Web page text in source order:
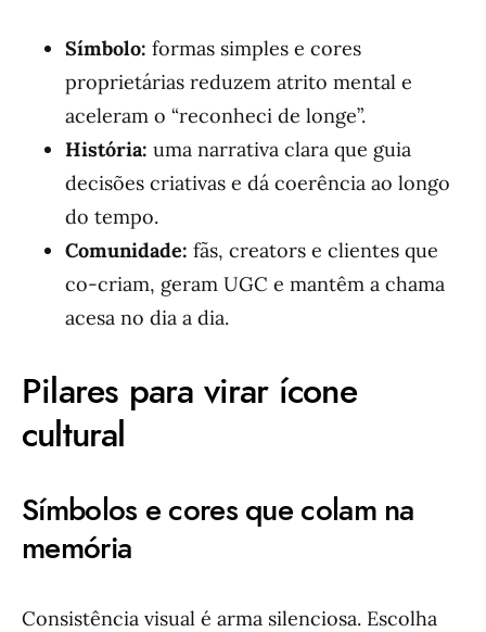
Símbolo: formas simples e cores
proprietárias reduzem atrito mental e
aceleram o “reconheci de longe”.
História: uma narrativa clara que guia
decisões criativas e dá coerência ao longo
do tempo.
Comunidade: fãs, creators e clientes que
co-criam, geram UGC e mantêm a chama
acesa no dia a dia.
Pilares para virar ícone
cultural
Símbolos e cores que colam na
memória
Consistência visual é arma silenciosa. Escolha